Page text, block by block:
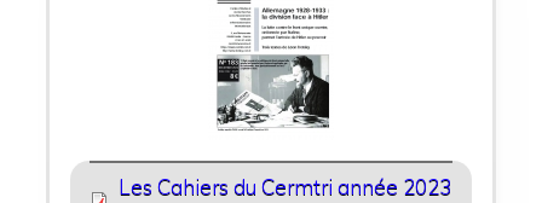
Les Cahiers du Cermtri année 2023